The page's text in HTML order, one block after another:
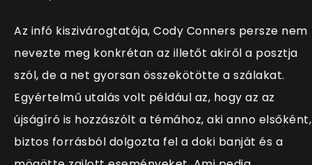
Az infó kiszivárogtatója, Cody Conners persze nem
nevezte meg konkrétan az illetőt akiről a posztja
szól, de a net gyorsan összekötötte a szálakat.
Egyértelmű utalás volt például az, hogy az az
újságíró is hozzászólt a témához, aki anno elsőként,
biztos forrásból dolgozta fel a doki banját és a